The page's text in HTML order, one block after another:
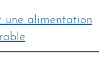
une alimentation